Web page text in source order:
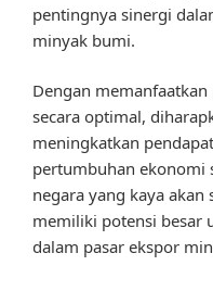
pentingnya sinergi
minyak bumi.
Dengan
secara optimal,
meningkatkan
pertumbuhan ekonomi
negara yang kaya
memiliki potensi besar
dalam pasar ekspor